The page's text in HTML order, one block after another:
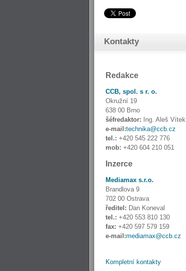
Kontakty
Redakce
CCB, spol. s r. o.
Okružní 19
638 00 Brno
šéfredaktor: Ing. Aleš Vítek
e-mail:technika@ccb.cz
tel.: +420 545 222 776
mob: +420 604 210 051
Inzerce
Mediamax s.r.o.
Brandlova 9
702 00 Ostrava
ředitel: Dan Koneval
tel.: +420 553 810 130
fax: +420 597 579 159
e-mail:mediamax@ccb.cz
Kompletní kontakty